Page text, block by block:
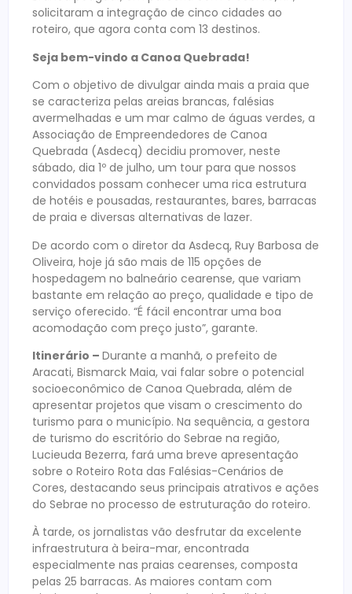
solicitaram a integração de cinco cidades ao
roteiro, que agora conta com 13 destinos.
Seja bem-vindo a Canoa Quebrada!
Com o objetivo de divulgar ainda mais a praia que
se caracteriza pelas areias brancas, falésias
avermelhadas e um mar calmo de águas verdes, a
Associação de Empreendedores de Canoa
Quebrada (Asdecq) decidiu promover, neste
sábado, dia 1º de julho, um tour para que nossos
convidados possam conhecer uma rica estrutura
de hotéis e pousadas, restaurantes, bares, barracas
de praia e diversas alternativas de lazer.
De acordo com o diretor da Asdecq, Ruy Barbosa de
Oliveira, hoje já são mais de 115 opções de
hospedagem no balneário cearense, que variam
bastante em relação ao preço, qualidade e tipo de
serviço oferecido. “É fácil encontrar uma boa
acomodação com preço justo”, garante.
Itinerário – Durante a manhã, o prefeito de
Aracati, Bismarck Maia, vai falar sobre o potencial
socioeconômico de Canoa Quebrada, além de
apresentar projetos que visam o crescimento do
turismo para o município. Na sequência, a gestora
de turismo do escritório do Sebrae na região,
Lucieuda Bezerra, fará uma breve apresentação
sobre o Roteiro Rota das Falésias-Cenários de
Cores, destacando seus principais atrativos e ações
do Sebrae no processo de estruturação do roteiro.
À tarde, os jornalistas vão desfrutar da excelente
infraestrutura à beira-mar, encontrada
especialmente nas praias cearenses, composta
pelas 25 barracas. As maiores contam com